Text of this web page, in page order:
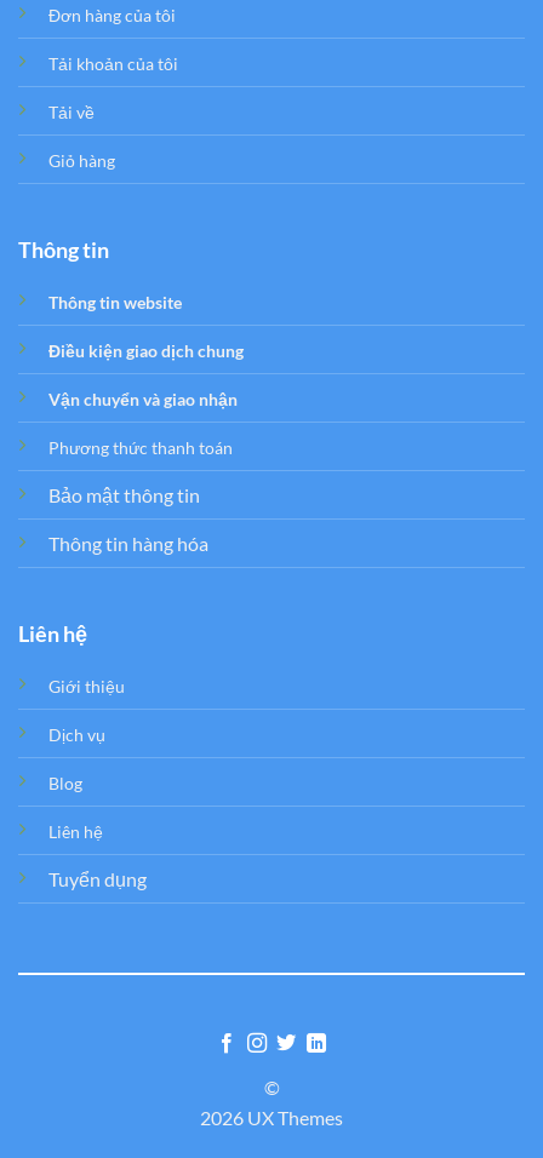
Đơn hàng của tôi
Tải khoản của tôi
Tải về
Giỏ hàng
Thông tin
Thông tin website
Điều kiện giao dịch chung
Vận chuyển và giao nhận
Phương thức thanh toán
Bảo mật thông tin
Thông tin hàng hóa
Liên hệ
Giới thiệu
Dịch vụ
Blog
Liên hệ
Tuyển dụng
©
2026 UX Themes